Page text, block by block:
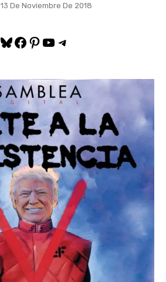
13 De Noviembre De 2018
Bluesky
Facebook
Pinterest
YouTube
Telegram